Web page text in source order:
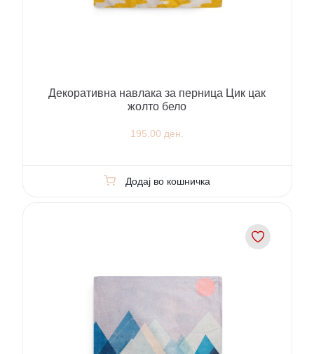
Декоративна навлака за перница Цик цак
жолто бело
195.00 ден.
Додај во кошничка